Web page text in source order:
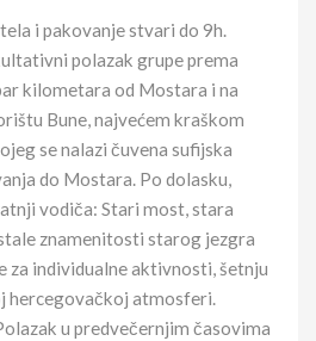
i pakovanje stvari do 9h.
polazak grupe prema
kilometara od Mostara i na
Bune, najvećem kraškom
se nalazi čuvena sufijska
do Mostara. Po dolasku,
vodiča: Stari most, stara
znamenitosti starog jezgra
za individualne aktivnosti, šetnju
hercegovačkoj atmosferi.
u predvečernjim časovima